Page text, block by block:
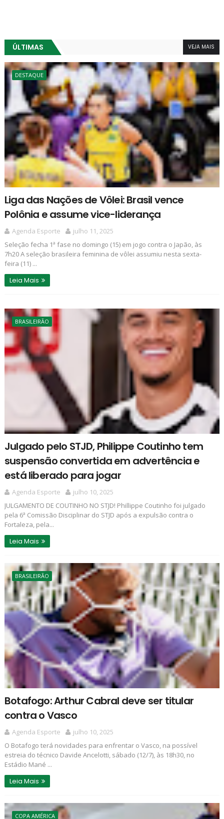
ÚLTIMAS VEJA MAIS
DESTAQUE
Liga das Nações de Vôlei: Brasil vence
Polônia e assume vice-liderança
Agenda Esporte
julho 11, 2025
Seleção fecha 1ª fase no domingo (15) em jogo contra o Japão, às
7h20 A seleção brasileira feminina de vôlei assumiu nesta sexta-
feira (11) ...
Leia Mais
BRASILEIRÃO
Julgado pelo STJD, Philippe Coutinho tem
suspensão convertida em advertência e
está liberado para jogar
Agenda Esporte
julho 10, 2025
JULGAMENTO DE COUTINHO NO STJD! Phillippe Coutinho foi julgado
pela 6ª Comissão Disciplinar do STJD após a expulsão contra o
Fortaleza, pela...
Leia Mais
BRASILEIRÃO
Botafogo: Arthur Cabral deve ser titular
contra o Vasco
Agenda Esporte
julho 10, 2025
O Botafogo terá novidades para enfrentar o Vasco, na possível
estreia do técnico Davide Ancelotti, sábado (12/7), às 18h30, no
Estádio Mané ...
Leia Mais
COPA AMÉRICA